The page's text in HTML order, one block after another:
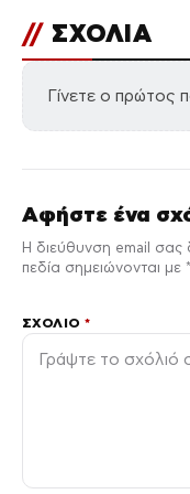
// ΣΧΟΛΙΑ
Γίνετε ο πρώτος
Αφήστε ένα
Η διεύθυνση email σας
πεδία σημειώνονται με
ΣΧΌΛΙΟ*